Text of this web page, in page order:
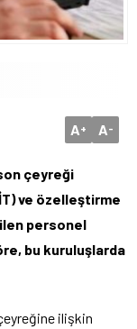
A+ A-
son çeyreği
ve özelleştirme
personel
bu kuruluşlarda
çeyreğine ilişkin